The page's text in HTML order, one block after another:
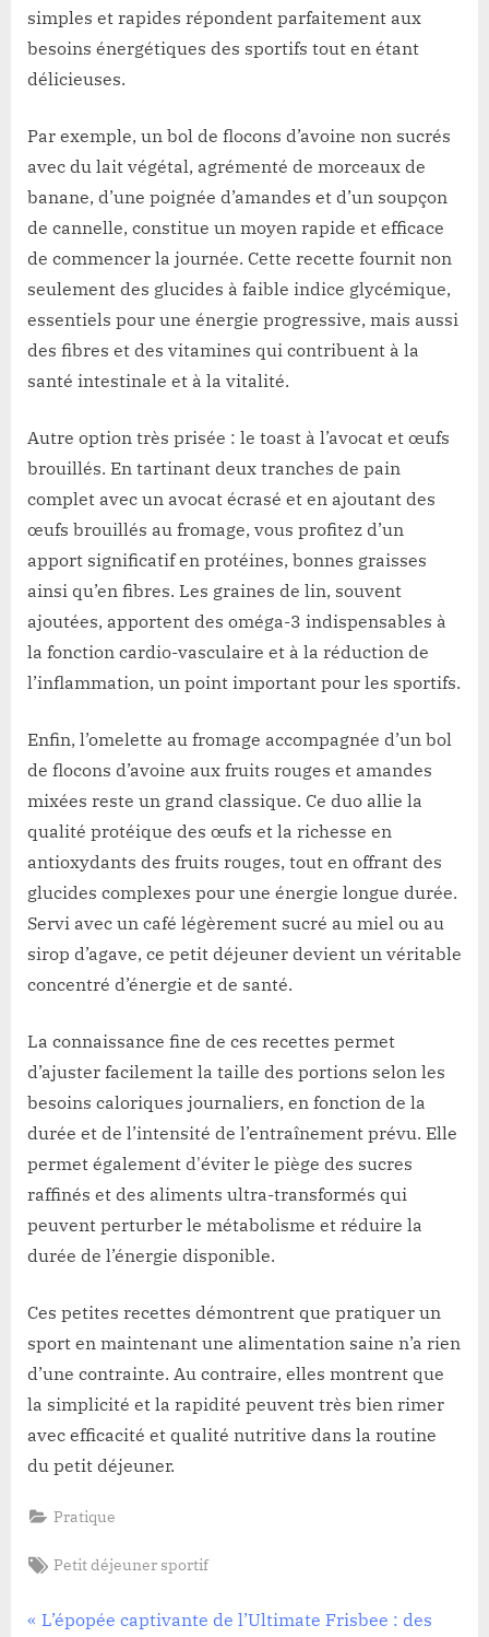
simples et rapides répondent parfaitement aux
besoins énergétiques des sportifs tout en étant
délicieuses.
Par exemple, un bol de flocons d’avoine non sucrés
avec du lait végétal, agrémenté de morceaux de
banane, d’une poignée d’amandes et d’un soupçon
de cannelle, constitue un moyen rapide et efficace
de commencer la journée. Cette recette fournit non
seulement des glucides à faible indice glycémique,
essentiels pour une énergie progressive, mais aussi
des fibres et des vitamines qui contribuent à la
santé intestinale et à la vitalité.
Autre option très prisée : le toast à l’avocat et œufs
brouillés. En tartinant deux tranches de pain
complet avec un avocat écrasé et en ajoutant des
œufs brouillés au fromage, vous profitez d’un
apport significatif en protéines, bonnes graisses
ainsi qu’en fibres. Les graines de lin, souvent
ajoutées, apportent des oméga-3 indispensables à
la fonction cardio-vasculaire et à la réduction de
l’inflammation, un point important pour les sportifs.
Enfin, l’omelette au fromage accompagnée d’un bol
de flocons d’avoine aux fruits rouges et amandes
mixées reste un grand classique. Ce duo allie la
qualité protéique des œufs et la richesse en
antioxydants des fruits rouges, tout en offrant des
glucides complexes pour une énergie longue durée.
Servi avec un café légèrement sucré au miel ou au
sirop d’agave, ce petit déjeuner devient un véritable
concentré d’énergie et de santé.
La connaissance fine de ces recettes permet
d’ajuster facilement la taille des portions selon les
besoins caloriques journaliers, en fonction de la
durée et de l’intensité de l’entraînement prévu. Elle
permet également d'éviter le piège des sucres
raffinés et des aliments ultra-transformés qui
peuvent perturber le métabolisme et réduire la
durée de l’énergie disponible.
Ces petites recettes démontrent que pratiquer un
sport en maintenant une alimentation saine n’a rien
d’une contrainte. Au contraire, elles montrent que
la simplicité et la rapidité peuvent très bien rimer
avec efficacité et qualité nutritive dans la routine
du petit déjeuner.
Pratique
Tags:
Petit déjeuner sportif
Navigation
P
L’épopée captivante de l’Ultimate Frisbee : des